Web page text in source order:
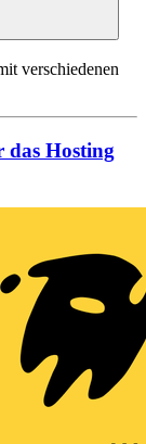
verschiedenen
das Hosting